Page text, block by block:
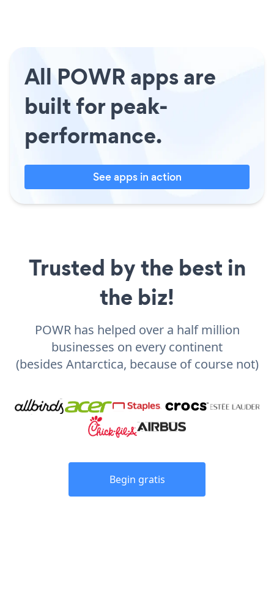
All POWR apps are
built for peak-
performance.
See apps in action
Trusted by the best in
the biz!
POWR has helped over a half million
businesses on every continent
(besides Antarctica, because of course not)
Begin gratis